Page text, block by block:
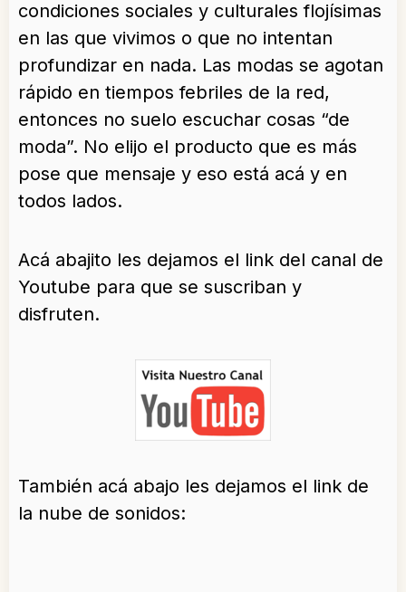
condiciones sociales y culturales flojísimas
en las que vivimos o que no intentan
profundizar en nada. Las modas se agotan
rápido en tiempos febriles de la red,
entonces no suelo escuchar cosas “de
moda”. No elijo el producto que es más
pose que mensaje y eso está acá y en
todos lados.
Acá abajito les dejamos el link del canal de
Youtube para que se suscriban y
disfruten.
También acá abajo les dejamos el link de
la nube de sonidos: